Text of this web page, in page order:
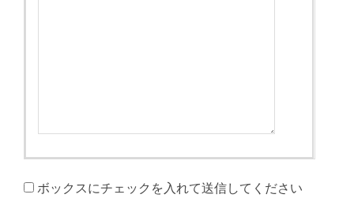
ボックスにチェックを入れて送信してください